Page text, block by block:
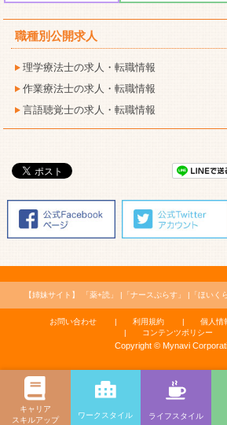
職種別公開求人
理学療法士の求人・転職情報
作業療法士の求人・転職情報
言語聴覚士の求人・転職情報
【姉妹サイト】 「薬+読」 「ナースぷらす」 「ほいく
お問い合わせ 利用規約
個人情
コンテンツポリシー
Copyright © Mynavi
キャリア
スキルアップ
ワークスタイル ライフスタイル